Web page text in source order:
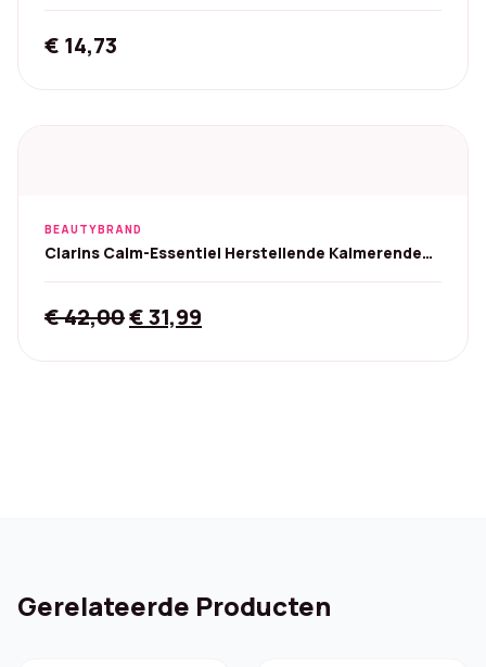
€ 14,73
BEAUTYBRAND
Clarins Calm-Essentiel Herstellende Kalmerende
€42,00Original
€31,99
Gerelateerde Producten